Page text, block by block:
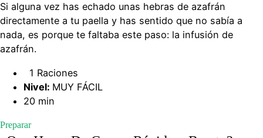
Si alguna vez has echado unas hebras de azafrán
directamente a tu paella y has sentido que no sabía a
nada, es porque te faltaba este paso: la infusión de
azafrán.
1 Raciones
Nivel: MUY FÁCIL
20 min
Preparar